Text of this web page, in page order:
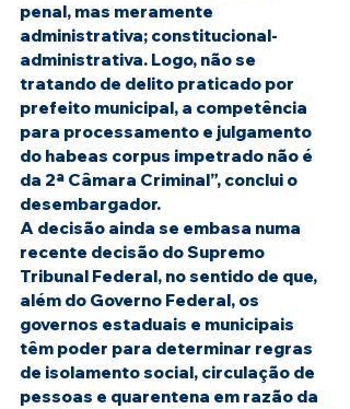
penal, mas meramente
administrativa; constitucional-
administrativa. Logo, não se
tratando de delito praticado por
prefeito municipal, a competência
para processamento e julgamento
do habeas corpus impetrado não é
da 2ª Câmara Criminal”, conclui o
desembargador.
A decisão ainda se embasa numa
recente decisão do Supremo
Tribunal Federal, no sentido de que,
além do Governo Federal, os
governos estaduais e municipais
têm poder para determinar regras
de isolamento social, circulação de
pessoas e quarentena em razão da